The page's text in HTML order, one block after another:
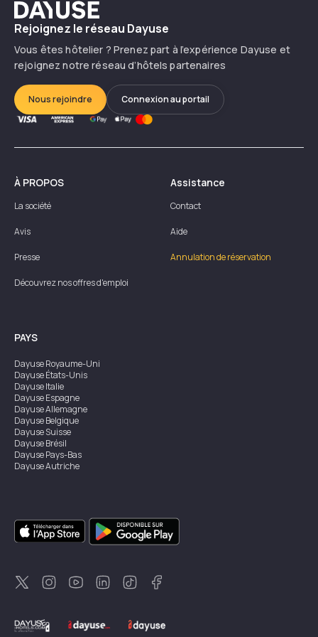
Dayuse
Rejoignez le réseau Dayuse
Vous êtes hôtelier ? Prenez part à l’expérience Dayuse et
rejoignez notre réseau d’hôtels partenaires
Nous rejoindre Connexion au portail
À PROPOS
La société
Avis
Presse
Découvrez nos offres d'emploi
Assistance
Contact
Aide
Annulation de réservation
PAYS
DayuseRoyaume-Uni
DayuseÉtats-Unis
DayuseItalie
DayuseEspagne
DayuseAllemagne
DayuseBelgique
DayuseSuisse
DayuseBrésil
DayusePays-Bas
DayuseAutriche
DayuseSingapour
DayuseSuède
DayuseThaïlande
DayuseNouvelle-Zélande
DayuseTurquie